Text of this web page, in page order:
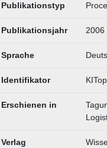
Publikationstyp
Publikationsjahr 2006
Sprache
Identifikator
Erschienen in
Verlag